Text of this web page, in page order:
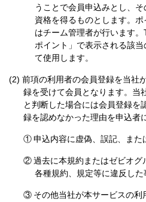
うことで会員申込みとし、
資格を得るものとします。
はチーム管理者が行います
ポイント」で表示される該
て使用します。
前項の利用者の会員登録を当社
録を受けて会員となります。当
と判断した場合には会員登録を
録を認めなかった理由を申込者
①申込内容に虚偽、誤記、また
②過去に本規約またはゼビオ
各種規約、規定等に違反し
③ その他当社が本サービスの